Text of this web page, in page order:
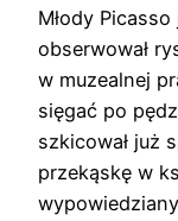
Młody
obserwował
w muzealnej
sięgać po
szkicował już
przekąskę w